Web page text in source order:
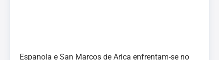
Espanola e San Marcos de Arica enfrentam-se no